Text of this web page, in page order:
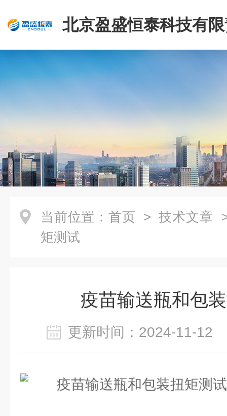
北京盈盛恒泰科技有
司
当前位置： 首页 > 技术文章
矩测试
疫苗输送瓶和包
更新时间：2024-11-